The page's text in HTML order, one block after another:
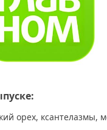
орех, ксантелазмы,